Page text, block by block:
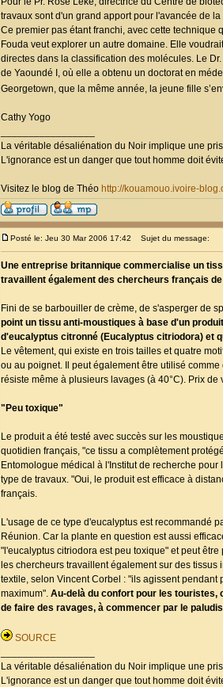
travaux sont d'un grand apport pour l'avancée de
Ce premier pas étant franchi, avec cette
Fouda veut explorer un autre domaine. Elle
directes dans la classification des molécules. Le
de Yaoundé I, où elle a obtenu un doctorat en
Georgetown, que la même année, la jeune fille
Cathy Yogo
La véritable désaliénation du Noir implique une
L'ignorance est un danger que tout homme doit
Visitez le blog de Théo http://kouamouo.ivoire-
Posté le: Jeu 30 Mar 2006 17:42 Sujet du message:
Une entreprise britannique commercialise un
travaillent également des chercheurs français
Fini de se barbouiller de crème, de s'asperger de
point un tissu anti-moustiques à base d'un
d'eucalyptus citronné (Eucalyptus citriodora) et
Le vêtement, qui existe en trois tailles et quatre
ou au poignet. Il peut également être utilisé
résiste même à plusieurs lavages (à 40°C). Prix
"Peu toxique"
Le produit a été testé avec succès sur les
quotidien français, "ce tissu a complètement
Entomologue médical à l'Institut de recherche
type de travaux. "Oui, le produit est efficace à
français.
L'usage de ce type d'eucalyptus est recommandé
Réunion. Car la plante en question est aussi
"l'eucalyptus citriodora est peu toxique" et peut
les chercheurs travaillent également sur des
textile, selon Vincent Corbel : "ils agissent
maximum". Au-delà du confort pour les touristes,
de faire des ravages, à commencer par le
SOURCE
La véritable désaliénation du Noir implique une
L'ignorance est un danger que tout homme doit